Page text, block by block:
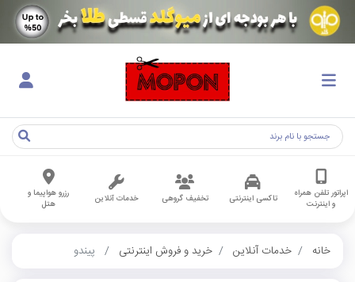
اپراتور تلفن همراه
و اینترنت
تاکسی اینترنتی تخفیف گروهی خدمات آنلاین
رزرو هواپیما و
هتل
خانه خدمات آنلاین خرید و فروش اینترنتی پیندو